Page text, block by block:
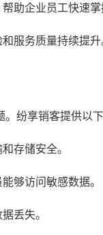
助企业员工快速掌
服务质量持续提升
纷享销客提供以
存储安全。
够访问敏感数据。
丢失。